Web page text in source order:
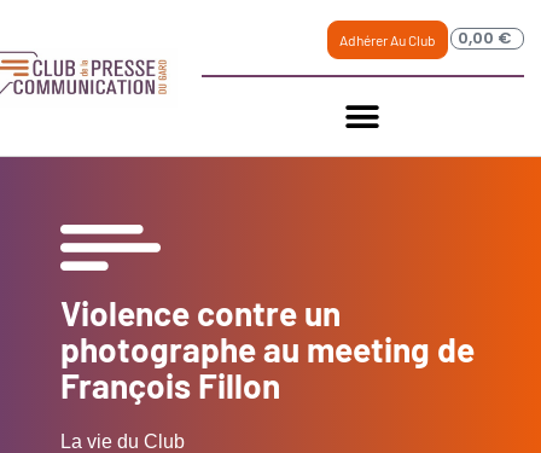
Adhérer Au Club 0,00 €
Violence contre un
photographe au meeting de
François Fillon
La vie du Club